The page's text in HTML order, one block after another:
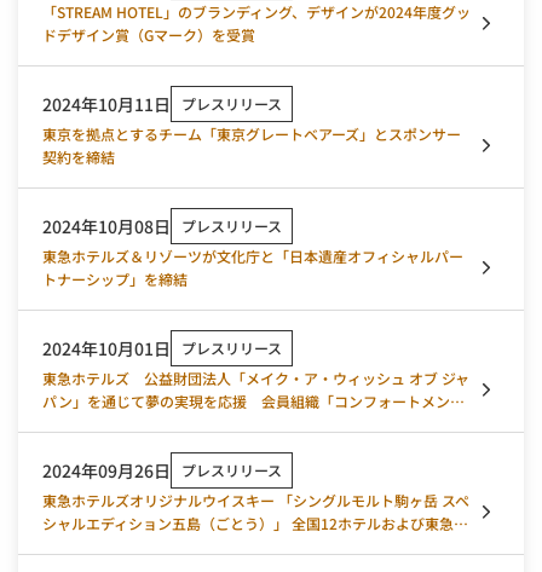
「STREAM HOTEL」のブランディング、デザインが2024年度グッ
ドデザイン賞（Gマーク）を受賞
2024年10月11日
プレスリリース
東京を拠点とするチーム「東京グレートベアーズ」とスポンサー
契約を締結
2024年10月08日
プレスリリース
東急ホテルズ＆リゾーツが文化庁と「日本遺産オフィシャルパー
トナーシップ」を締結
2024年10月01日
プレスリリース
東急ホテルズ 公益財団法人「メイク・ア・ウィッシュ オブ ジャ
パン」を通じて夢の実現を応援 会員組織「コンフォートメン
2024年09月26日
プレスリリース
東急ホテルズオリジナルウイスキー 「シングルモルト駒ヶ岳 スペ
シャルエディション五島（ごとう）」 全国12ホテルおよび東急百